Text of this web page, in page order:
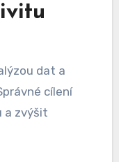
dat a
cílení
a zvýšit